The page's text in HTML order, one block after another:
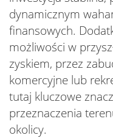
dynamicznym
finansowych.
możliwości w
zyskiem, przez
komercyjne lub
tutaj kluczowe
przeznaczenia
okolicy.